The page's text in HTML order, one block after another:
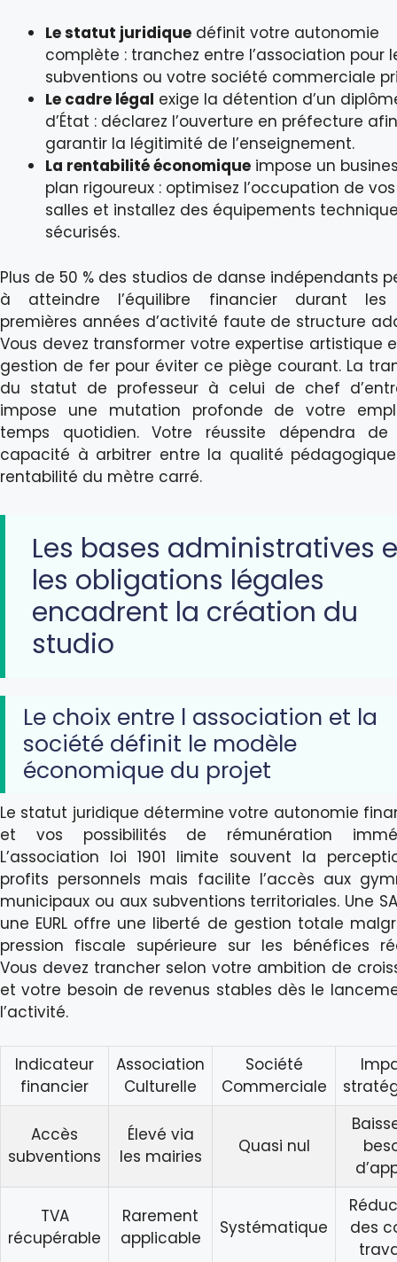
Le statut juridique définit votre autonomie
complète : tranchez entre l’association pour
subventions ou votre société commerciale
Le cadre légal exige la détention d’un
d’État : déclarez l’ouverture en préfecture
garantir la légitimité de l’enseignement.
La rentabilité économique impose un
plan rigoureux : optimisez l’occupation de vos
salles et installez des équipements
sécurisés.
Plus de 50 % des studios de danse indépendants
à atteindre l’équilibre financier durant les
premières années d’activité faute de structure
Vous devez transformer votre expertise artistique
gestion de fer pour éviter ce piège courant. La
du statut de professeur à celui de chef
impose une mutation profonde de votre
temps quotidien. Votre réussite dépendra de
capacité à arbitrer entre la qualité
rentabilité du mètre carré.
Les bases administratives
les obligations légales
encadrent la création du
studio
Le choix entre l association et la
société définit le modèle
économique du projet
Le statut juridique détermine votre autonomie
et vos possibilités de rémunération
L’association loi 1901 limite souvent la
profits personnels mais facilite l’accès aux
municipaux ou aux subventions territoriales. Une
une EURL offre une liberté de gestion totale
pression fiscale supérieure sur les bénéfices
Vous devez trancher selon votre ambition de
et votre besoin de revenus stables dès le
l’activité.
Indicateur
financier
Association
Culturelle
Société
Commerciale
Accès
subventions
Élevé via
les mairies
Quasi nul
TVA
récupérable
Rarement
applicable
Systématique
des